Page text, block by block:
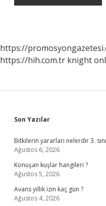
https://
https://hih.com.tr knight
Sidebar
Son Yazılar
Bitkilerin yararları nelerdir 3.
Ağustos 6, 2026
Konuşan kuşlar hangileri ?
Ağustos 5, 2026
Avans yıllık izin kaç gün ?
Ağustos 4, 2026